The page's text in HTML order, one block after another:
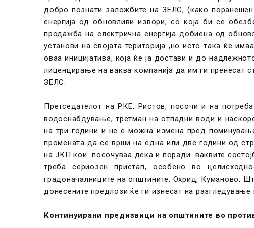
добро познати заложбите на ЗЕЛС, (како
енергија од обновливи извори, со која би се
продажба на електрична енергија добиена од
установи на својата територија ,но исто така ќе
оваа иницијатива, која ќе ја достави и до
лиценцирање на ваква компанија да им ги пренесат
ЗЕЛС.
Претседателот на РКЕ, Ристов, посочи и на
водоснабдување, третман на отпадни води и
на три години и не е можна измена пред
промената да се врши на една или две години од
на ЈКП кои посочуваа дека и поради ваквите
треба сериозен пристап, особено во
градоначалниците на општините: Охрид, Куманово,
донесените предлози ќе ги изнесат на
Континуирани предизвици на општините во